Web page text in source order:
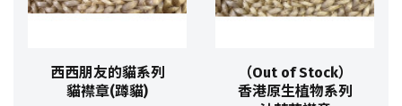
西西朋友的貓系列
貓襟章(蹲貓)
（Out of Stock）
香港原生植物系列